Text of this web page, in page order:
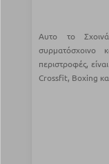
Αυτο το
συρματόσχοινο
περιστροφές,
Crossfit, Boxing